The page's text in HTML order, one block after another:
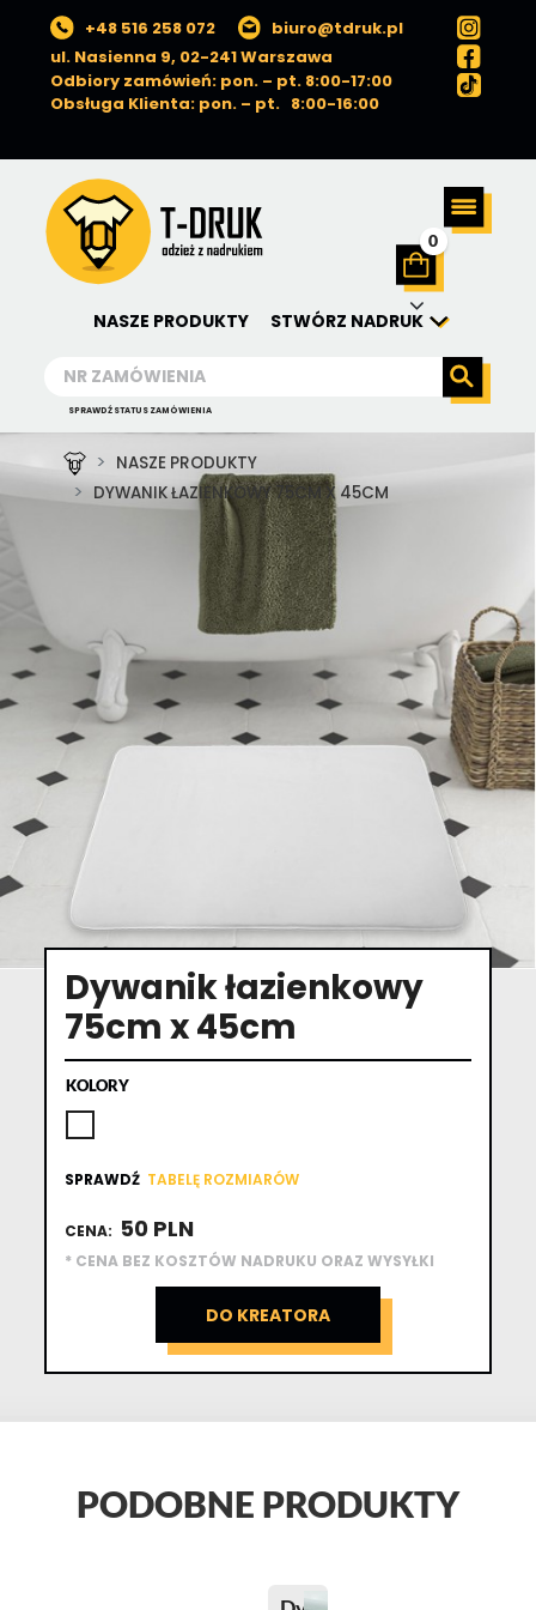
+48 516 258 072
biuro@tdruk.pl
ul. Nasienna 9, 02-241 Warszawa
Odbiory zamówień: pon. – pt. 8:00-17:00
Obsługa Klienta: pon. – pt. 8:00-16:00
0
NASZE PRODUKTY STWÓRZ NADRUK
SPRAWDŹ STATUS ZAMÓWIENIA
NASZE PRODUKTY
DYWANIK ŁAZIENKOWY 75CM X 45CM
Dywanik łazienkowy
75cm x 45cm
KOLORY
SPRAWDŹ TABELĘ ROZMIARÓW
CENA: 50 PLN
* CENA BEZ KOSZTÓW NADRUKU ORAZ WYSYŁKI
DO KREATORA
PODOBNE PRODUKTY